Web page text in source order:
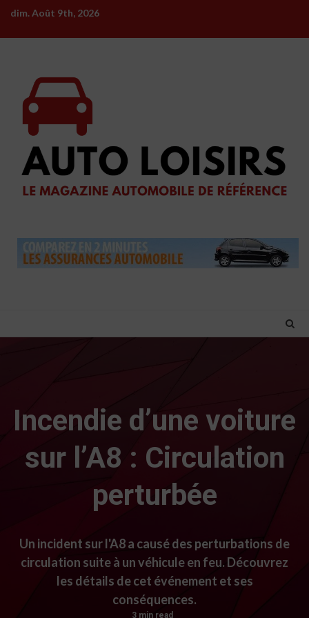
Skip
content
dim. Août 9th, 2026
Incendie d’une voiture
sur l’A8 : Circulation
perturbée
Un incident sur l'A8 a causé des perturbations de
circulation suite à un véhicule en feu. Découvrez
les détails de cet événement et ses
conséquences.
3 min read